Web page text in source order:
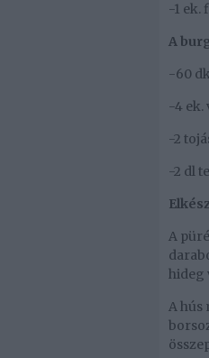
-1 ek.
A
-60
-4 ek.
-2
-2 dl
A
hideg
A hús